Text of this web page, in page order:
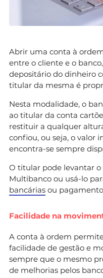
Abrir uma conta à
entre o cliente e o
depositário do dinheiro
titular da mesma é
Nesta modalidade, o
ao titular da conta
restituir a qualquer
confiou, ou seja, o valor
encontra-se sempre
O titular pode levantar
Multibanco ou usá-lo
bancárias ou
Facilidade na
A conta à ordem
facilidade de gestão e
sempre que o mesmo
de melhorias pelos